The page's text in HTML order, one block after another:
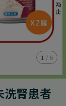
1 / 6
洗腎患者